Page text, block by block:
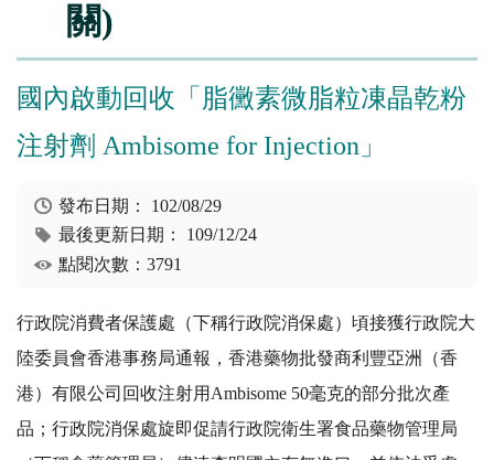
關)
國內啟動回收「脂黴素微脂粒凍晶乾粉
注射劑 Ambisome for Injection」
發布日期： 102/08/29
最後更新日期： 109/12/24
點閱次數：3791
行政院消費者保護處（下稱行政院消保處）頃接獲行政院大
陸委員會香港事務局通報，香港藥物批發商利豐亞洲（香
港）有限公司回收注射用Ambisome 50毫克的部分批次產
品；行政院消保處旋即促請行政院衛生署食品藥物管理局